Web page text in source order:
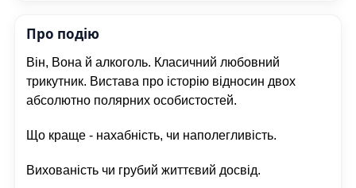
Про подію
Він, Вона й алкоголь. Класичний любовний
трикутник. Вистава про історію відносин двох
абсолютно полярних особистостей.
Що краще - нахабність, чи наполегливість.
Вихованість чи грубий життєвий досвід.